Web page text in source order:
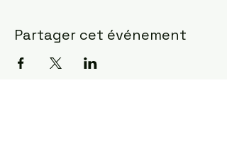
Partager cet événement